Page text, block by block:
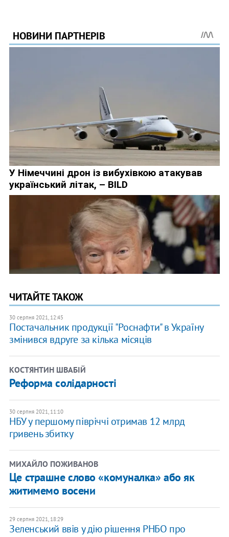
ЧИТАЙТЕ ТАКОЖ
30 серпня 2021, 12:45
Постачальник продукції "Роснафти" в Україну
змінився вдруге за кілька місяців
КОСТЯНТИН ШВАБІЙ
Реформа солідарності
30 серпня 2021, 11:10
НБУ у першому півріччі отримав 12 млрд
гривень збитку
МИХАЙЛО ПОЖИВАНОВ
Це страшне слово «комуналка» або як
житимемо восени
29 серпня 2021, 18:29
Зеленський ввів у дію рішення РНБО про